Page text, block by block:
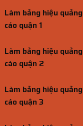
Làm bảng hiệu quảng
cáo quận 1
Làm bảng hiệu quảng
cáo quận 2
Làm bảng hiệu quảng
cáo quận 3